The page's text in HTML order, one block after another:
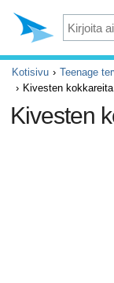
Masennus
Silmät
Kotisivu Teenage
Kivesten
Kivesten